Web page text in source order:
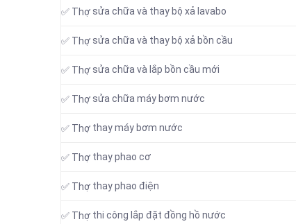
✅ Thợ sửa chữa và thay bộ xả lavabo
✅ Thợ sửa chữa và thay bộ xả bồn cầu
✅ Thợ sửa chữa và lắp bồn cầu mới
✅ Thợ sửa chữa máy bơm nước
✅ Thợ thay máy bơm nước
✅ Thợ thay phao cơ
✅ Thợ thay phao điện
✅ Thợ thi công lắp đặt đồng hồ nước